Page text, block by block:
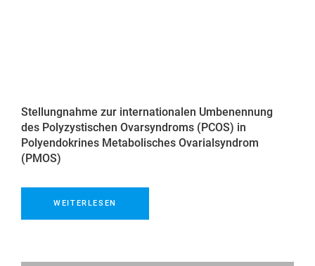
Stellungnahme zur internationalen Umbenennung
des Polyzystischen Ovarsyndroms (PCOS) in
Polyendokrines Metabolisches Ovarialsyndrom
(PMOS)
WEITERLESEN